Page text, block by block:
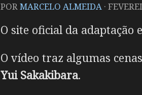
PORMARCELO ALMEIDA ·
O site oficial da adaptação
O vídeo traz algumas
Yui Sakakibara.